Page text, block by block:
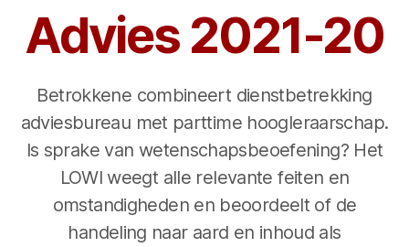
Advies 2021-20
Betrokkene combineert dienstbetrekking
adviesbureau met parttime hoogleraarschap.
Is sprake van wetenschapsbeoefening? Het
LOWI weegt alle relevante feiten en
omstandigheden en beoordeelt of de
handeling naar aard en inhoud als